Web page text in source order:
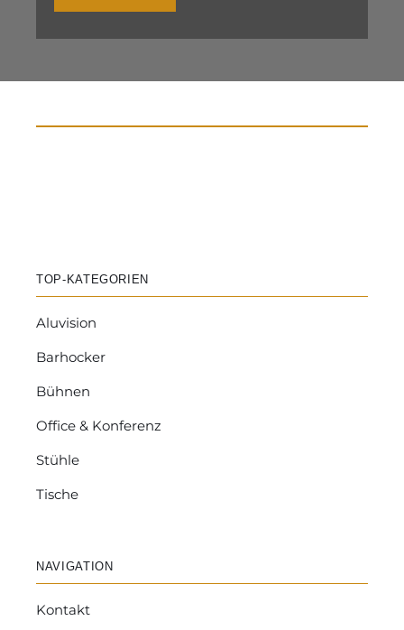
TOP-KATEGORIEN
Aluvision
Barhocker
Bühnen
Office & Konferenz
Stühle
Tische
NAVIGATION
Kontakt